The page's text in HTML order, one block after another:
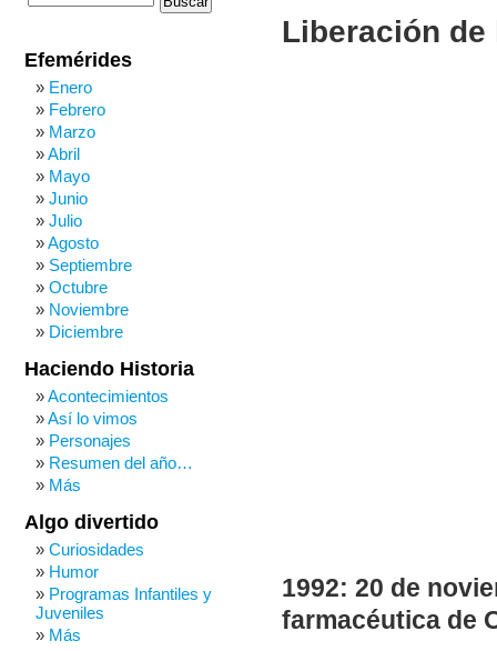
Liberación de
1992: 20 de
farmacéutica de
Efemérides
Enero
Febrero
Marzo
Abril
Mayo
Junio
Julio
Agosto
Septiembre
Octubre
Noviembre
Diciembre
Haciendo Historia
Acontecimientos
Así lo vimos
Personajes
Resumen del año…
Más
Algo divertido
Curiosidades
Humor
Programas Infantiles y
Juveniles
Más